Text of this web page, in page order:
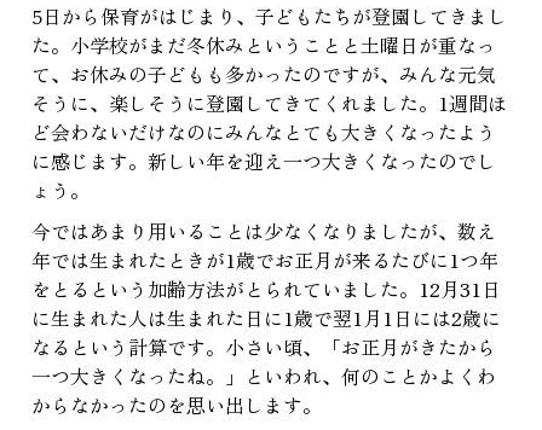
5日から保育がはじまり、子どもたちが登園してきまし
た。小学校がまだ冬休みということと土曜日が重なっ
て、お休みの子どもも多かったのですが、みんな元気
そうに、楽しそうに登園してきてくれました。1週間ほ
ど会わないだけなのにみんなとても大きくなったよう
に感じます。新しい年を迎え一つ大きくなったのでし
ょう。
今ではあまり用いることは少なくなりましたが、数え
年では生まれたときが1歳でお正月が来るたびに1つ年
をとるという加齢方法がとられていました。12月31日
に生まれた人は生まれた日に1歳で翌1月1日には2歳に
なるという計算です。小さい頃、「お正月がきたから
一つ大きくなったね。」といわれ、何のことかよくわ
からなかったのを思い出します。